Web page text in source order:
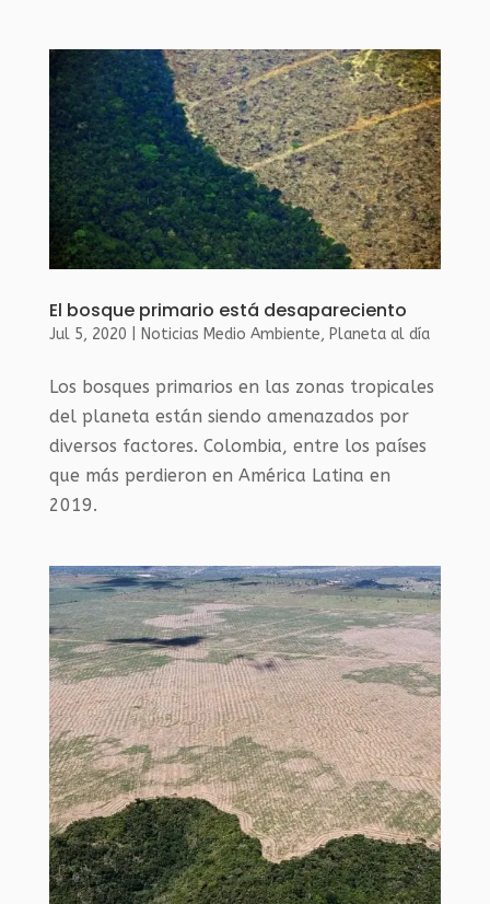
El bosque primario está desapareciento
Jul 5, 2020 Noticias Medio Ambiente, Planeta al día
Los bosques primarios en las zonas tropicales
del planeta están siendo amenazados por
diversos factores. Colombia, entre los países
que más perdieron en América Latina en
2019.